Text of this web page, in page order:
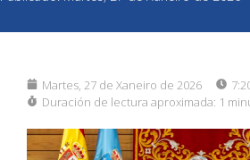
Martes, 27 de Xaneiro de 2026
Duración de lectura aproximada: 1